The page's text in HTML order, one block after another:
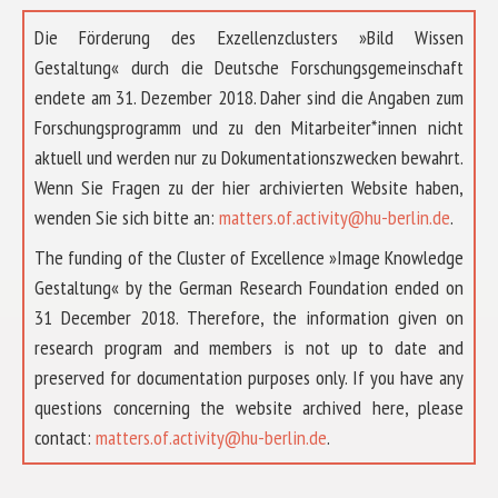
Die Förderung des Exzellenzclusters »Bild Wissen
Gestaltung« durch die Deutsche Forschungsgemeinschaft
endete am 31. Dezember 2018. Daher sind die Angaben zum
Forschungsprogramm und zu den Mitarbeiter*innen nicht
aktuell und werden nur zu Dokumentationszwecken bewahrt.
Wenn Sie Fragen zu der hier archivierten Website haben,
wenden Sie sich bitte an: matters.of.activity@hu-berlin.de.
The funding of the Cluster of Excellence »Image Knowledge
Gestaltung« by the German Research Foundation ended on
31 December 2018. Therefore, the information given on
research program and members is not up to date and
preserved for documentation purposes only. If you have any
questions concerning the website archived here, please
contact: matters.of.activity@hu-berlin.de.
ABOUT US